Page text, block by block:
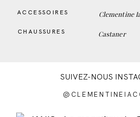
ACCESSOIRES
CHAUSSURES
Clementine
Castaner
SUIVEZ-NOUS